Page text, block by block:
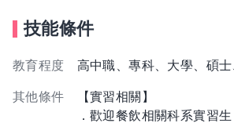
技能條件
教育程度 高中職、專科、大學、碩
其他條件
【實習相關】
．歡迎餐飲相關科系實習生